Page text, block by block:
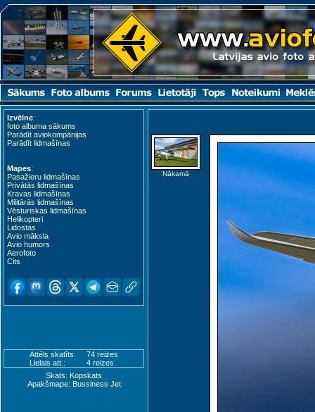
Izvēlne:
foto albuma sākums
Parādīt aviokompānijas
Parādīt lidmašīnas
Mapes:
Pasažieru lidmašīnas
Privātās lidmašīnas
Kravas lidmašīnas
Militārās lidmašīnas
Vēsturiskas lidmašīnas
Helikopteri
Lidostas
Avio māksla
Avio humors
Aerofoto
Cits
Attēls skatīts:
74 reizes
Lielais att.:
4 reizes
Skats: Kopskats
Apakšmape: Bussiness Jet
Nākamā